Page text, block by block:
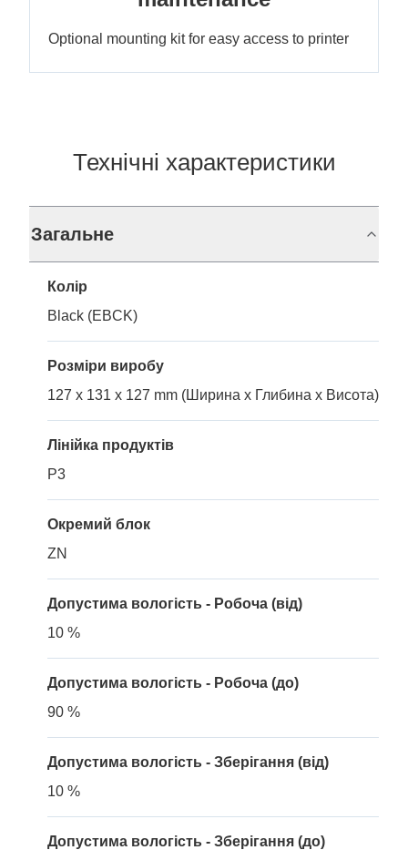
Optional mounting kit for easy access to printer
Технічні характеристики
Загальне
Колір
Black (EBCK)
Розміри виробу
127 x 131 x 127 mm (Ширина x Глибина x Висота)
Лінійка продуктів
P3
Окремий блок
ZN
Допустима вологість - Робоча (від)
10 %
Допустима вологість - Робоча (до)
90 %
Допустима вологість - Зберігання (від)
10 %
Допустима вологість - Зберігання (до)